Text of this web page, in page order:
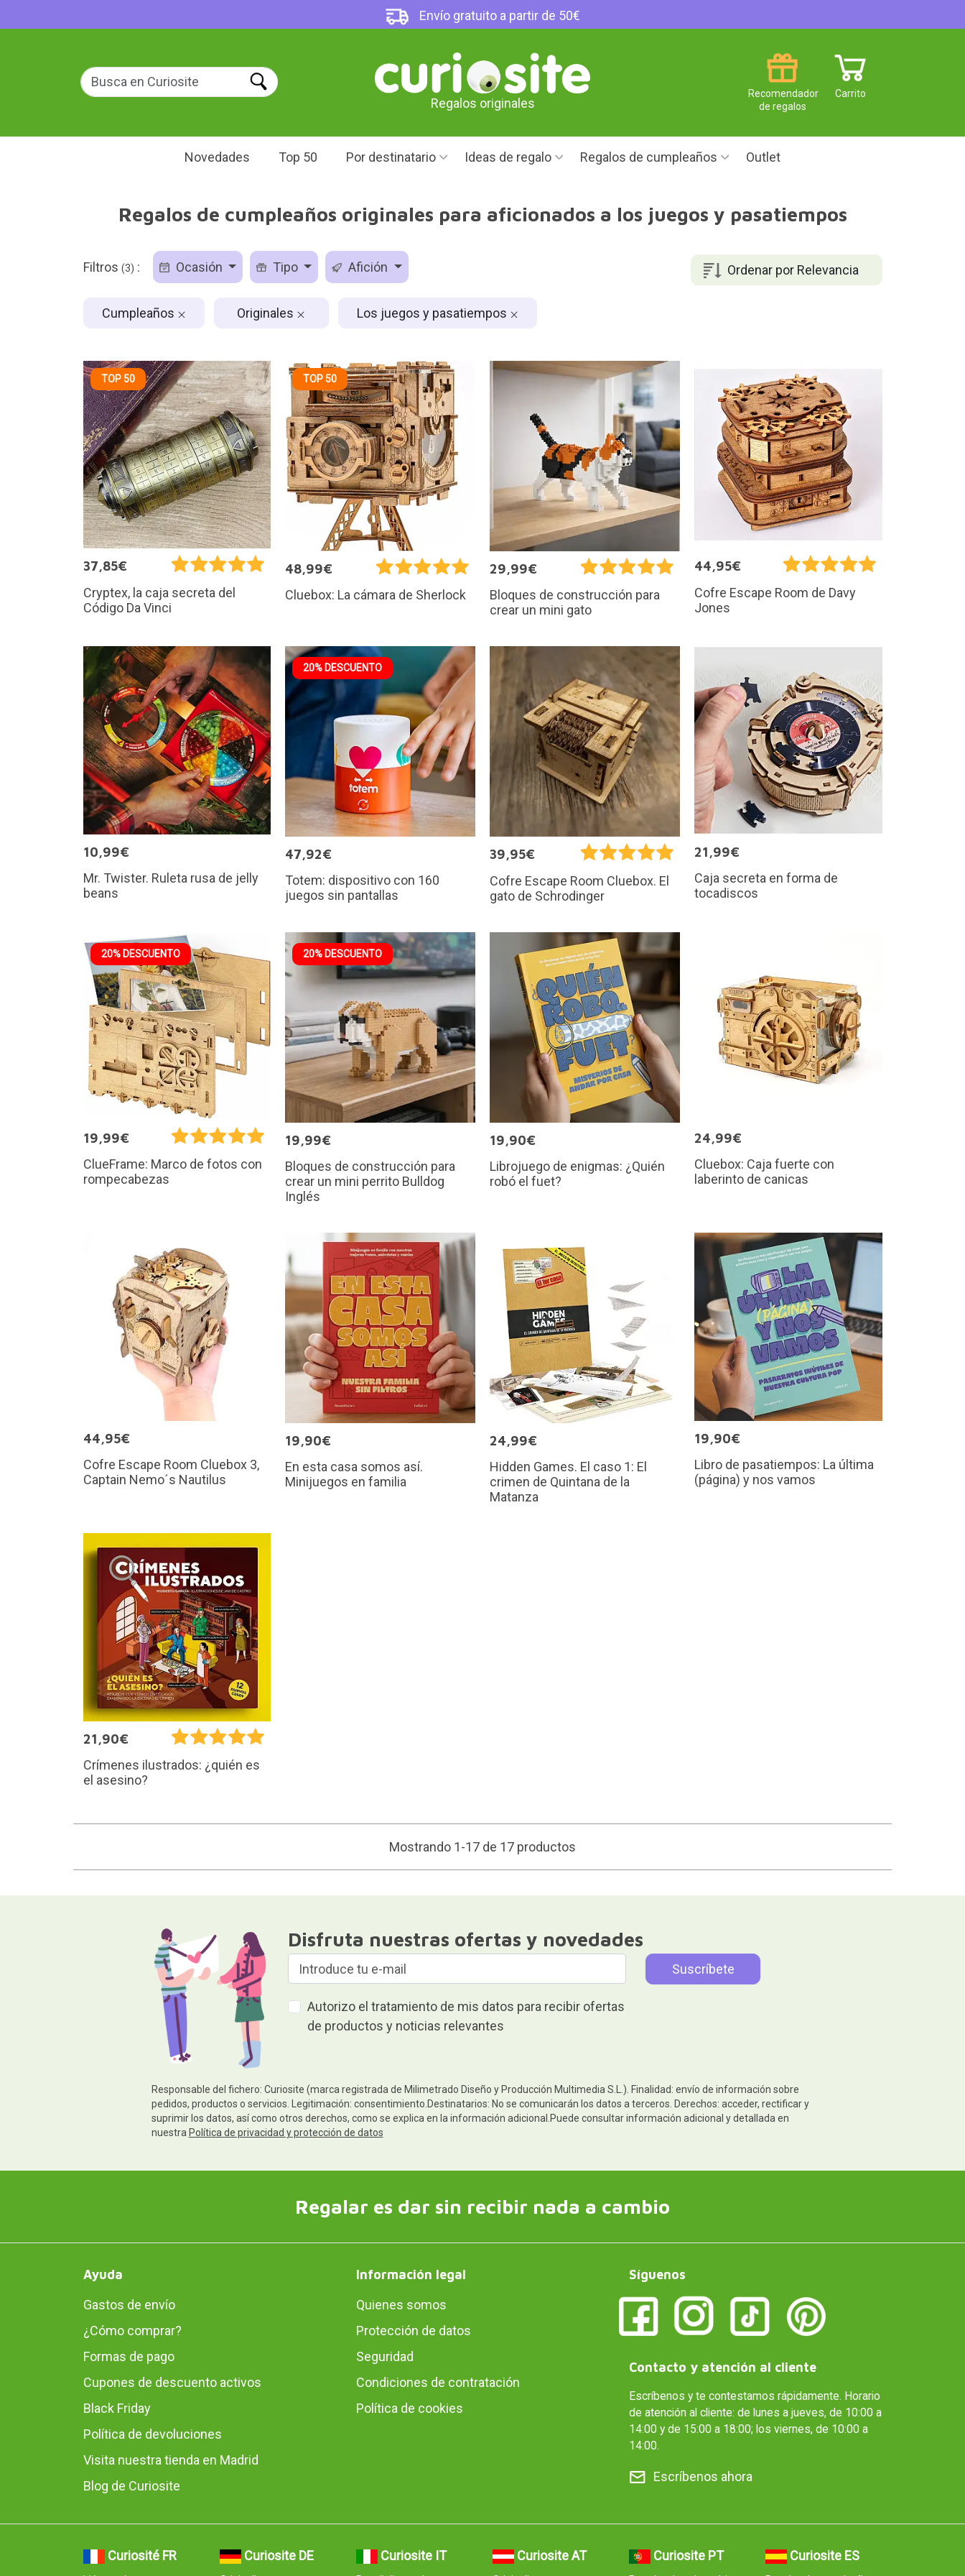
Envío gratuito a partir de 50€
Regalos originales
Carrito
Recomendador
de regalos
Novedades Top 50 Por destinatario Ideas de regalo Regalos de cumpleaños Outlet
Regalos de cumpleaños originales para aficionados a los juegos y pasatiempos
Ordenar por Relevancia
Filtros (3) : Ocasión Tipo Afición
Cumpleaños Originales Los juegos y pasatiempos
TOP 50
37,85€
Cryptex, la caja secreta del
Código Da Vinci
TOP 50
48,99€
Cluebox: La cámara de Sherlock
29,99€
Bloques de construcción para
crear un mini gato
44,95€
Cofre Escape Room de Davy
Jones
10,99€
Mr. Twister. Ruleta rusa de jelly
beans
20% DESCUENTO
47,92€
Totem: dispositivo con 160
juegos sin pantallas
39,95€
Cofre Escape Room Cluebox. El
gato de Schrodinger
21,99€
Caja secreta en forma de
tocadiscos
20% DESCUENTO
19,99€
ClueFrame: Marco de fotos con
rompecabezas
20% DESCUENTO
19,99€
Bloques de construcción para
crear un mini perrito Bulldog
Inglés
19,90€
Librojuego de enigmas: ¿Quién
robó el fuet?
24,99€
Cluebox: Caja fuerte con
laberinto de canicas
44,95€
Cofre Escape Room Cluebox 3,
Captain Nemo´s Nautilus
19,90€
En esta casa somos así.
Minijuegos en familia
24,99€
Hidden Games. El caso 1: El
crimen de Quintana de la
Matanza
19,90€
Libro de pasatiempos: La última
(página) y nos vamos
21,90€
Crímenes ilustrados: ¿quién es
el asesino?
Mostrando 1-17 de 17 productos
Disfruta nuestras ofertas y novedades
Autorizo el tratamiento de mis datos para recibir ofertas
de productos y noticias relevantes
Responsable del fichero: Curiosite (marca registrada de Milimetrado Diseño y Producción Multimedia S.L.). Finalidad: envío de información sobre
pedidos, productos o servicios. Legitimación: consentimiento.Destinatarios: No se comunicarán los datos a terceros. Derechos: acceder, rectificar y
suprimir los datos, así como otros derechos, como se explica en la información adicional.Puede consultar información adicional y detallada en
nuestra Política de privacidad y protección de datos
Regalar es dar sin recibir nada a cambio
Ayuda
Gastos de envío
¿Cómo comprar?
Formas de pago
Cupones de descuento activos
Black Friday
Política de devoluciones
Visita nuestra tienda en Madrid
Blog de Curiosite
Información legal
Quienes somos
Protección de datos
Seguridad
Condiciones de contratación
Política de cookies
Síguenos
Contacto y atención al cliente
Escríbenos y te contestamos rápidamente. Horario
de atención al cliente: de lunes a jueves, de 10:00 a
14:00 y de 15:00 a 18:00; los viernes, de 10:00 a
14:00.
Escríbenos ahora
Curiosité FR Curiosite DE Curiosite IT Curiosite AT Curiosite PT Curiosite ES